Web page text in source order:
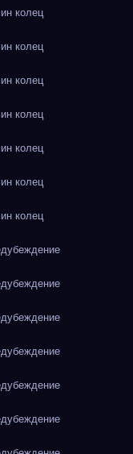
колец
колец
колец
колец
колец
колец
колец